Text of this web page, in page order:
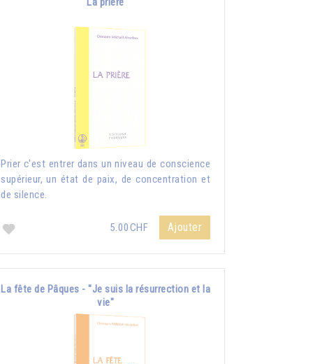
Prier c'est entrer dans un niveau de conscience
supérieur, un état de paix, de concentration et
de silence.
5.00CHF Ajouter
La fête de Pâques - "Je suis la résurrection et la
vie"